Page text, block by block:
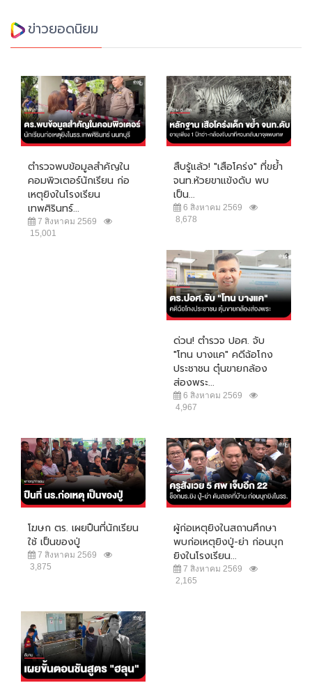
ข่าวยอดนิยม
ตำรวจพบข้อมูลสำคัญใน
คอมพิวเตอร์นักเรียน ก่อ
เหตุยิงในโรงเรียน
เทพศิรินทร์...
7 สิงหาคม 2569
15,001
สืบรู้แล้ว! "เสือโคร่ง" ที่ขย้ำ
จนท.ห้วยขาแข้งดับ พบ
เป็น...
6 สิงหาคม 2569
8,678
ด่วน! ตำรวจ ปอศ. จับ
"โทน บางแค" คดีฉ้อโกง
ประชาชน ตุ๋นขายกล้อง
ส่องพระ...
6 สิงหาคม 2569
4,967
โฆษก ตร. เผยปืนที่นักเรียน
ใช้ เป็นของปู่
7 สิงหาคม 2569
3,875
ผู้ก่อเหตุยิงในสถานศึกษา
พบก่อเหตุยิงปู่-ย่า ก่อนบุก
ยิงในโรงเรียน...
7 สิงหาคม 2569
2,165